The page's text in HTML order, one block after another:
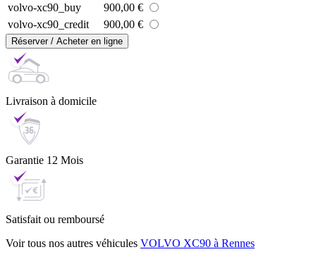
volvo-xc90_buy
900,00 €
volvo-xc90_credit
900,00 €
Réserver / Acheter en ligne
Livraison à domicile
Garantie 12 Mois
Satisfait ou remboursé
Voir tous nos autres véhicules VOLVO XC90 à Rennes